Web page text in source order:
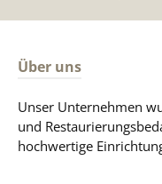
Über uns
Unser Unternehmen
und
hochwertige